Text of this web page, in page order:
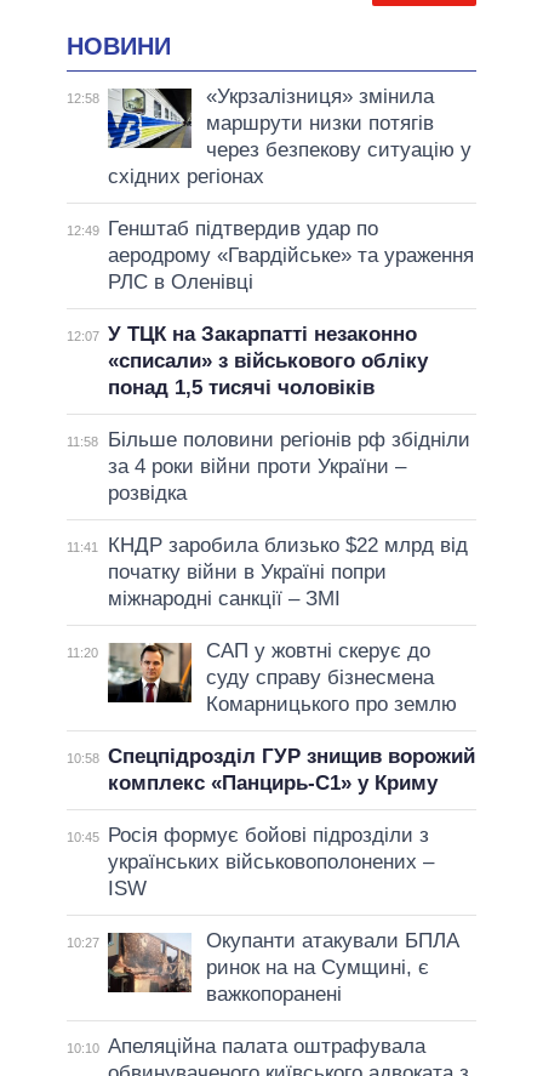
НОВИНИ
12:58
«Укрзалізниця» змінила
маршрути низки потягів
через безпекову ситуацію у
східних регіонах
12:49
Генштаб підтвердив удар по
аеродрому «Гвардійське» та ураження
РЛС в Оленівці
12:07 У ТЦК на Закарпатті незаконно
«списали» з військового обліку
понад 1,5 тисячі чоловіків
11:58
Більше половини регіонів рф збідніли
за 4 роки війни проти України –
розвідка
11:41
КНДР заробила близько $22 млрд від
початку війни в Україні попри
міжнародні санкції – ЗМІ
11:20
САП у жовтні скерує до
суду справу бізнесмена
Комарницького про землю
10:58 Спецпідрозділ ГУР знищив ворожий
комплекс «Панцирь-С1» у Криму
10:45
Росія формує бойові підрозділи з
українських військовополонених –
ISW
10:27
Окупанти атакували БПЛА
ринок на на Сумщині, є
важкопоранені
10:10 Апеляційна палата оштрафувала